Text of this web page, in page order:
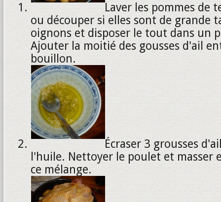
Laver les pommes de
ou découper si elles sont de grande
oignons et disposer le tout dans un
Ajouter la moitié des gousses d'ail
bouillon.
Écraser 3 grousses
l'huile. Nettoyer le poulet et masser
ce mélange.